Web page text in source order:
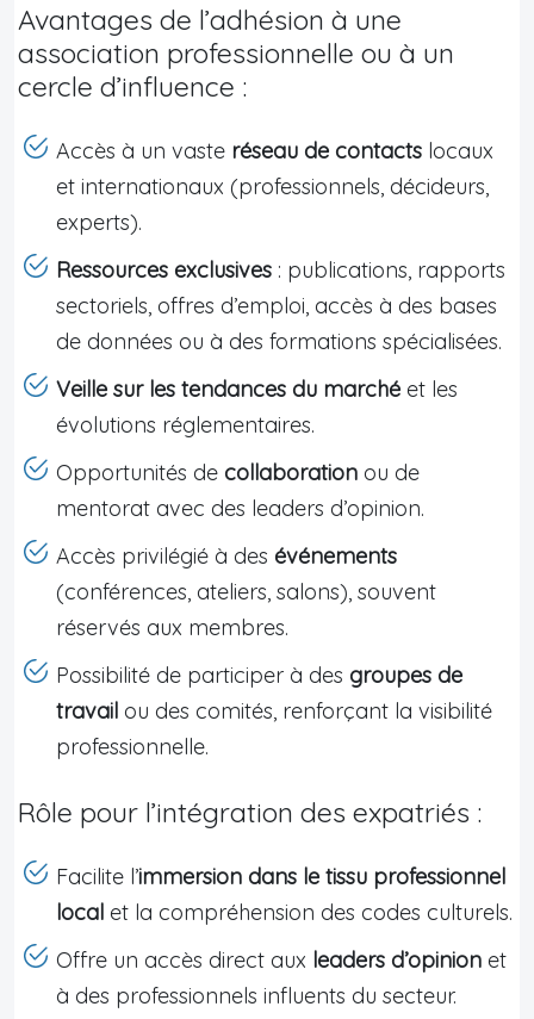
Avantages de l’adhésion à une
association professionnelle ou à un
cercle d’influence :
Accès à un vaste réseau de contacts locaux
et internationaux (professionnels, décideurs,
experts).
Ressources exclusives : publications, rapports
sectoriels, offres d’emploi, accès à des bases
de données ou à des formations spécialisées.
Veille sur les tendances du marché et les
évolutions réglementaires.
Opportunités de collaboration ou de
mentorat avec des leaders d’opinion.
Accès privilégié à des événements
(conférences, ateliers, salons), souvent
réservés aux membres.
Possibilité de participer à des groupes de
travail ou des comités, renforçant la visibilité
professionnelle.
Rôle pour l’intégration des expatriés :
Facilite l’immersion dans le tissu professionnel
local et la compréhension des codes culturels.
Offre un accès direct aux leaders d’opinion et
à des professionnels influents du secteur.